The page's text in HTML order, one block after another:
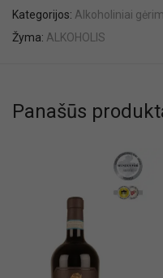
Kategorijos: Alkoholiniai
Žyma: ALKOHOLIS
Panašūs